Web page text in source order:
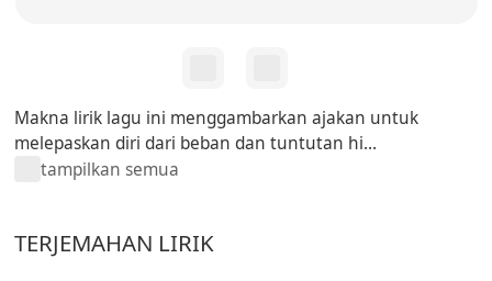
Makna lirik lagu ini menggambarkan ajakan untuk
melepaskan diri dari beban dan tuntutan hi...
tampilkan semua
TERJEMAHAN LIRIK